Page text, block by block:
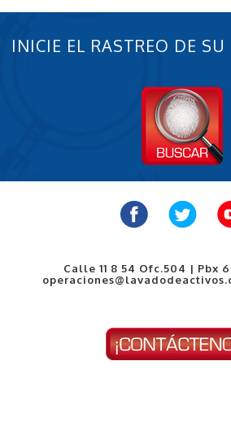
INICIE EL RASTREO DE SU
Calle 11 8 54 Ofc.504 | Pbx